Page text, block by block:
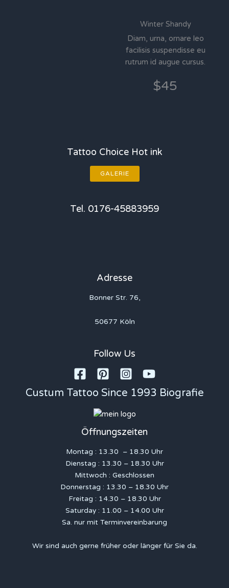
Winter Shandy
Diam, urna, ornare leo
facilisis suspendisse eu
rutrum id augue cursus.
$45
Tattoo Choice Hot ink
GALERIE
Tel. 0176-45883959
Adresse
Bonner Str. 76,
50677 Köln
Follow Us
Custum Tattoo Since 1993 Biografie
Öffnungszeiten
Montag : 13.30 – 18.30 Uhr
Dienstag : 13.30 – 18.30 Uhr
Mittwoch : Geschlossen
Donnerstag : 13.30 – 18.30 Uhr
Freitag : 14.30 – 18.30 Uhr
Saturday : 11.00 – 14.00 Uhr
Sa. nur mit Terminvereinbarung
Wir sind auch gerne früher oder länger für Sie da.